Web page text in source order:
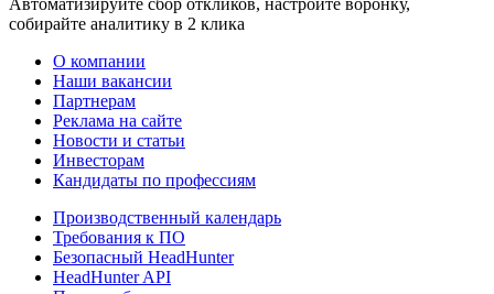
собирайте аналитику в 2 клика
О компании
Наши вакансии
Партнерам
Реклама на сайте
Новости и статьи
Инвесторам
Кандидаты по профессиям
Производственный календарь
Требования к ПО
Безопасный HeadHunter
HeadHunter API